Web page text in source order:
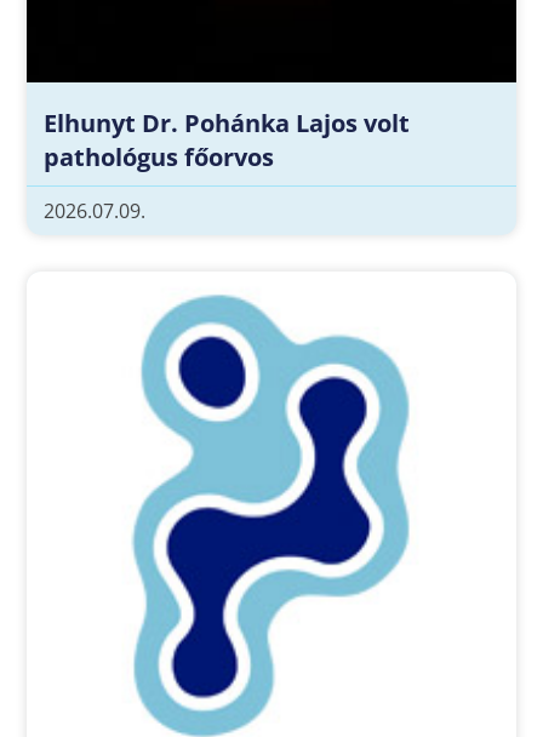
Elhunyt Dr. Pohánka Lajos volt
pathológus főorvos
2026.07.09.